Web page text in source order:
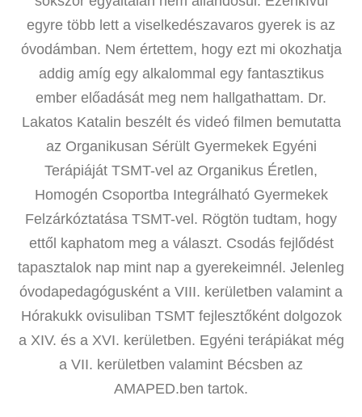
egyre több lett a viselkedészavaros gyerek is az
óvodámban. Nem értettem, hogy ezt mi okozhatja
addig amíg egy alkalommal egy fantasztikus
ember előadását meg nem hallgathattam. Dr.
Lakatos Katalin beszélt és videó filmen bemutatta
az Organikusan Sérült Gyermekek Egyéni
Terápiáját TSMT-vel az Organikus Éretlen,
Homogén Csoportba Integrálható Gyermekek
Felzárkóztatása TSMT-vel. Rögtön tudtam, hogy
ettől kaphatom meg a választ. Csodás fejlődést
tapasztalok nap mint nap a gyerekeimnél. Jelenleg
óvodapedagógusként a VIII. kerületben valamint a
Hórakukk ovisuliban TSMT fejlesztőként dolgozok
a XIV. és a XVI. kerületben. Egyéni terápiákat még
a VII. kerületben valamint Bécsben az
AMAPED.ben tartok.